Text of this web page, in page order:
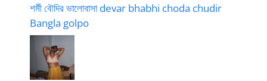
শর্মী বৌদির ভালোবাসা devar bhabhi choda chudir
Bangla golpo